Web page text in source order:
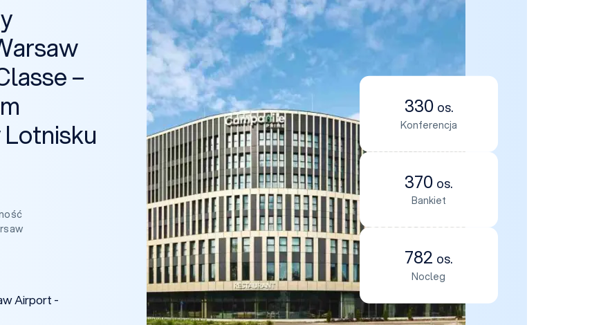
–
Airport -
330 os.
Konferencja
370 os.
Bankiet
782 os.
Nocleg